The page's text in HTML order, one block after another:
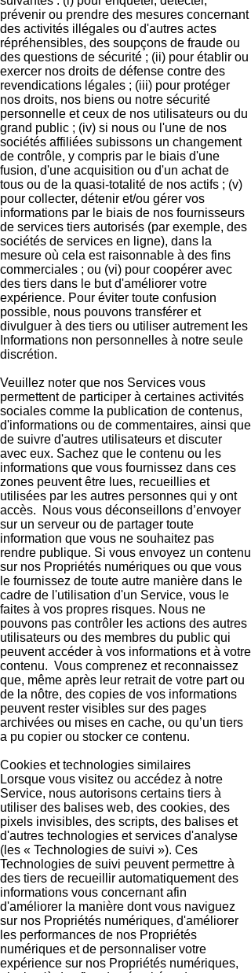
prévenir ou prendre des mesures concernant
des activités illégales ou d'autres actes
répréhensibles, des soupçons de fraude ou
des questions de sécurité ; (ii) pour établir ou
exercer nos droits de défense contre des
revendications légales ; (iii) pour protéger
nos droits, nos biens ou notre sécurité
personnelle et ceux de nos utilisateurs ou du
grand public ; (iv) si nous ou l'une de nos
sociétés affiliées subissons un changement
de contrôle, y compris par le biais d'une
fusion, d'une acquisition ou d'un achat de
tous ou de la quasi-totalité de nos actifs ; (v)
pour collecter, détenir et/ou gérer vos
informations par le biais de nos fournisseurs
de services tiers autorisés (par exemple, des
sociétés de services en ligne), dans la
mesure où cela est raisonnable à des fins
commerciales ; ou (vi) pour coopérer avec
des tiers dans le but d'améliorer votre
expérience. Pour éviter toute confusion
possible, nous pouvons transférer et
divulguer à des tiers ou utiliser autrement les
Informations non personnelles à notre seule
discrétion.
Veuillez noter que nos Services vous
permettent de participer à certaines activités
sociales comme la publication de contenus,
d'informations ou de commentaires, ainsi que
de suivre d'autres utilisateurs et discuter
avec eux. Sachez que le contenu ou les
informations que vous fournissez dans ces
zones peuvent être lues, recueillies et
utilisées par les autres personnes qui y ont
accès. Nous vous déconseillons d’envoyer
sur un serveur ou de partager toute
information que vous ne souhaitez pas
rendre publique. Si vous envoyez un contenu
sur nos Propriétés numériques ou que vous
le fournissez de toute autre manière dans le
cadre de l'utilisation d'un Service, vous le
faites à vos propres risques. Nous ne
pouvons pas contrôler les actions des autres
utilisateurs ou des membres du public qui
peuvent accéder à vos informations et à votre
contenu. Vous comprenez et reconnaissez
que, même après leur retrait de votre part ou
de la nôtre, des copies de vos informations
peuvent rester visibles sur des pages
archivées ou mises en cache, ou qu’un tiers
a pu copier ou stocker ce contenu.
Cookies et technologies similaires
Lorsque vous visitez ou accédez à notre
Service, nous autorisons certains tiers à
utiliser des balises web, des cookies, des
pixels invisibles, des scripts, des balises et
d'autres technologies et services d'analyse
(les « Technologies de suivi »). Ces
Technologies de suivi peuvent permettre à
des tiers de recueillir automatiquement des
informations vous concernant afin
d'améliorer la manière dont vous naviguez
sur nos Propriétés numériques, d'améliorer
les performances de nos Propriétés
numériques et de personnaliser votre
expérience sur nos Propriétés numériques,